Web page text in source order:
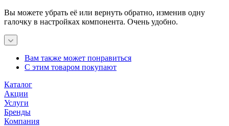
Вы можете убрать её или вернуть обратно, изменив одну
галочку в настройках компонента. Очень удобно.
Вам также может понравиться
С этим товаром покупают
Каталог
Акции
Услуги
Бренды
Компания